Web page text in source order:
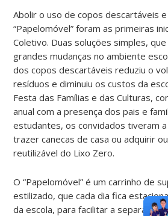
Abolir o uso de copos descartáveis
“Papelomóvel” foram as primeiras
Coletivo. Duas soluções simples,
grandes mudanças no ambiente
dos copos descartáveis reduziu o
resíduos e diminuiu os custos da
Festa das Famílias e das Culturas,
anual com a presença dos pais e
estudantes, os convidados tiveram
trazer canecas de casa ou adquirir
reutilizável do Lixo Zero.
O “Papelomóvel” é um carrinho de
estilizado, que cada dia fica
da escola, para facilitar a separação